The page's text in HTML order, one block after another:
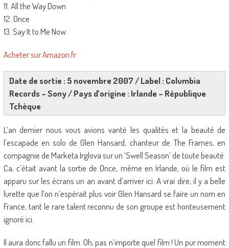
11. All the Way Down
12. Once
13. Say It to Me Now
Acheter sur Amazon.fr
Date de sortie : 5 novembre 2007 / Label : Columbia
Records – Sony / Pays d’origine : Irlande – République
Tchèque
L’an dernier nous vous avions vanté les qualités et la beauté de
l’escapade en solo de Glen Hansard, chanteur de The Frames, en
compagnie de Marketa Irglova sur un ‘Swell Season’ de toute beauté.
Ca, c’était avant la sortie de Once, même en Irlande, où le film est
apparu sur les écrans un an avant d’arriver ici. A vrai dire, il y a belle
lurette que l’on n’espérait plus voir Glen Hansard se faire un nom en
France, tant le rare talent reconnu de son groupe est honteusement
ignoré ici.
Il aura donc fallu un film. Oh, pas n’importe quel film ! Un pur moment